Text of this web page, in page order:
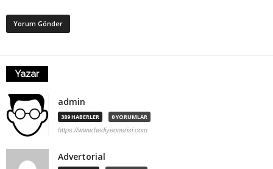
Yazar
admin
389 HABERLER 0 YORUMLAR
https://www.hediyeonerisi.com
Advertorial